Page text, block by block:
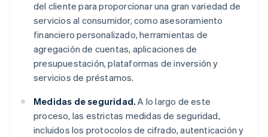
del cliente para proporcionar una gran variedad de
servicios al consumidor, como asesoramiento
financiero personalizado, herramientas de
agregación de cuentas, aplicaciones de
presupuestación, plataformas de inversión y
servicios de préstamos.
Medidas de seguridad. A lo largo de este
proceso, las estrictas medidas de seguridad,
incluidos los protocolos de cifrado, autenticación y